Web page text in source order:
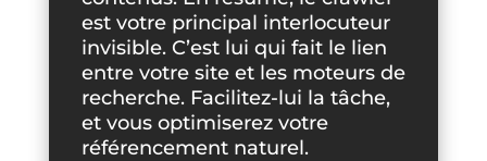
est votre principal interlocuteur
invisible. C’est lui qui fait le lien
entre votre site et les moteurs de
recherche. Facilitez-lui la tâche,
et vous optimiserez votre
référencement naturel.